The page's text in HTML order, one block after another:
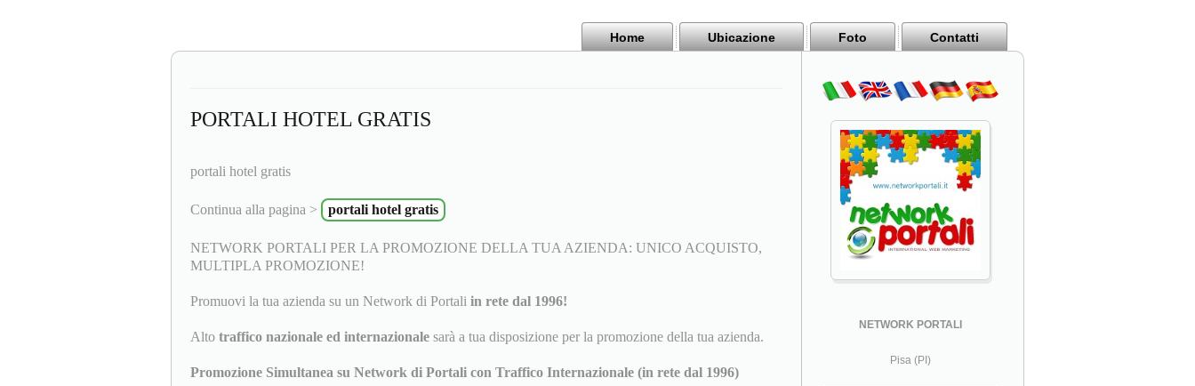
Home Ubicazione Foto Contatti
PORTALI HOTEL GRATIS
portali hotel gratis
Continua alla pagina > portali hotel gratis
NETWORK PORTALI PER LA PROMOZIONE DELLA TUA AZIENDA: UNICO ACQUISTO,
MULTIPLA PROMOZIONE!
Promuovi la tua azienda su un Network di Portali in rete dal 1996!
Alto traffico nazionale ed internazionale sarà a tua disposizione per la promozione della tua azienda.
Promozione Simultanea su Network di Portali con Traffico Internazionale (in rete dal 1996)
NETWORK PORTALI
Pisa (PI)